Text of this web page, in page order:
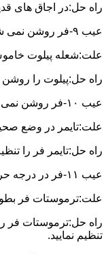
راه حل:در اجاق های
عیب ۹-فر روشن نمی شود.
علت:شعله پیلوت
راه حل:پیلوت را روشن
عیب ۱۰-فر روشن نمی شود.
علت:تایمر در وضع
راه حل:تایمر فر را
عیب ۱۱-فر در درجه حرارت تنظیم شده نگهداری نمی شود.
علت:ترموستات فر
راه حل:ترموستات فر
تنظیم نمایید.